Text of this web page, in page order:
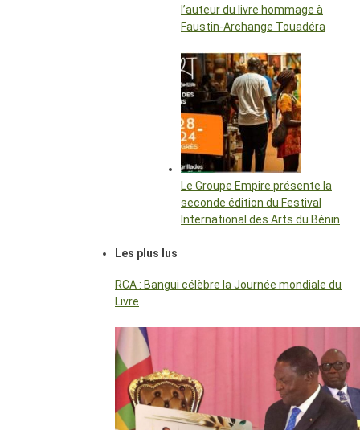
l’auteur du livre hommage à
Faustin-Archange Touadéra
Le Groupe Empire présente la
seconde édition du Festival
International des Arts du Bénin
Les plus lus
RCA : Bangui célèbre la Journée mondiale du
Livre